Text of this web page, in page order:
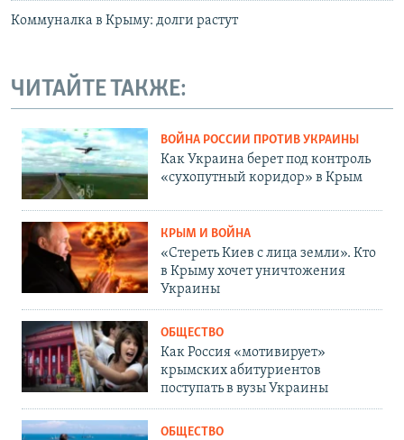
Коммуналка в Крыму: долги растут
ЧИТАЙТЕ ТАКЖЕ:
ВОЙНА РОССИИ ПРОТИВ УКРАИНЫ
Как Украина берет под контроль
«сухопутный коридор» в Крым
КРЫМ И ВОЙНА
«Стереть Киев с лица земли». Кто
в Крыму хочет уничтожения
Украины
ОБЩЕСТВО
Как Россия «мотивирует»
крымских абитуриентов
поступать в вузы Украины
ОБЩЕСТВО